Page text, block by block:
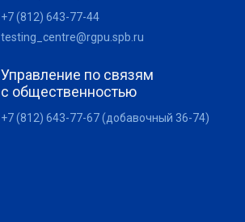
+7 (812) 643-77-44
testing_centre@rgpu.spb.ru
Управление по связям
с общественностью
+7 (812) 643-77-67 (добавочный 36-74)